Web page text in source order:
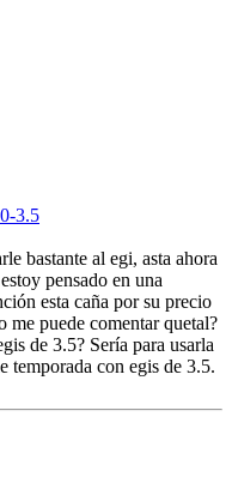
3.5
bastante al egi, asta ahora
pensado en una
esta caña por su precio
puede comentar quetal?
de 3.5? Sería para usarla
temporada con egis de 3.5.